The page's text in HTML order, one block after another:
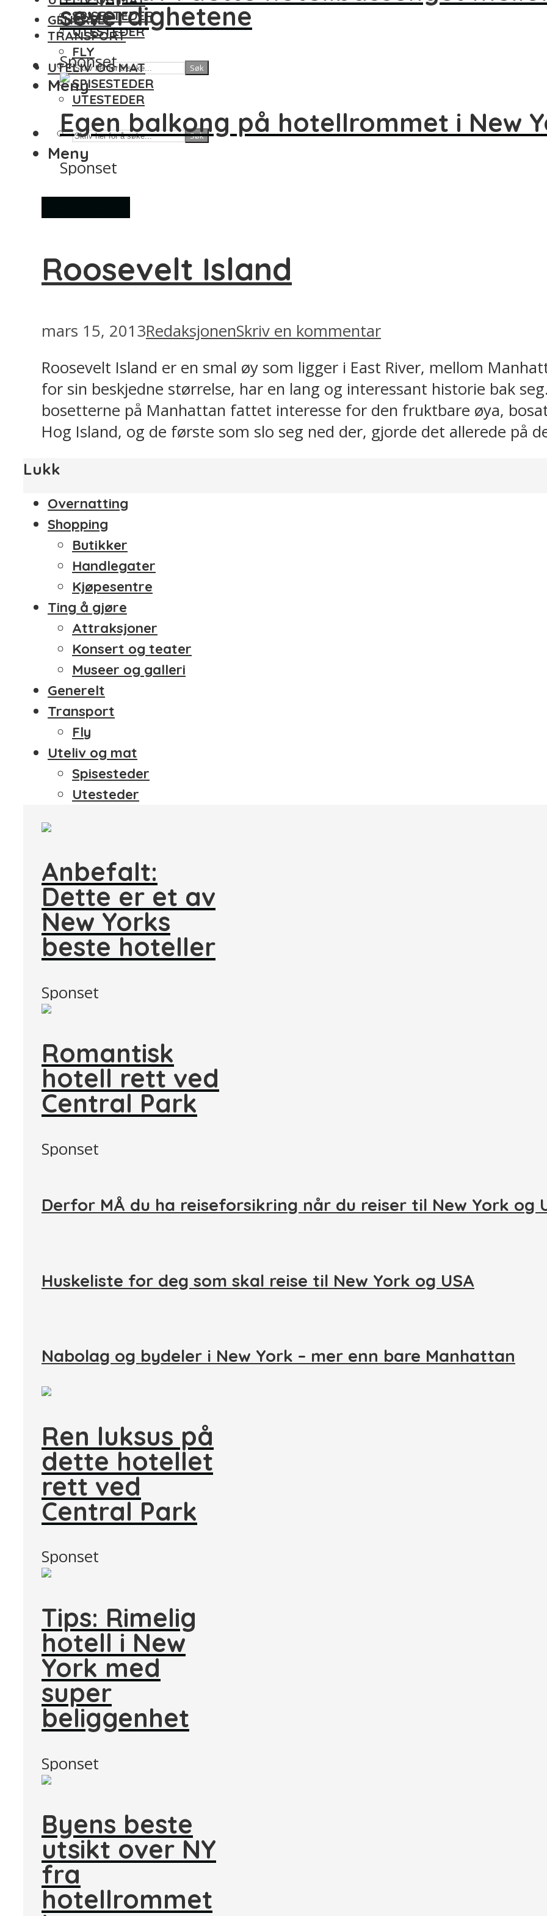
SPISESTEDER
UTESTEDER
Søk
Meny
GENERELT
TRANSPORT
FLY
UTELIV OG MAT
SPISESTEDER
UTESTEDER
Søk
Meny
severdighetene
Sponset
Egen balkong på hotellrommet i New
Sponset
Roosevelt Island
mars 15, 2013RedaksjonenSkriv en kommentar
Roosevelt Island er en smal øy som ligger i East River, mellom
for sin beskjedne størrelse, har en lang og interessant historie bak
bosetterne på Manhattan fattet interesse for den fruktbare øya,
Hog Island, og de første som slo seg ned der, gjorde det allerede på
Lukk
Overnatting
Shopping
Butikker
Handlegater
Kjøpesentre
Ting å gjøre
Attraksjoner
Konsert og teater
Museer og galleri
Generelt
Transport
Fly
Uteliv og mat
Spisesteder
Utesteder
Anbefalt:
Dette er et av
New Yorks
beste hoteller
Sponset
Romantisk
hotell rett ved
Central Park
Sponset
Derfor MÅ du ha reiseforsikring når du reiser til New York og
Huskeliste for deg som skal reise til New York og USA
Nabolag og bydeler i New York – mer enn bare Manhattan
Ren luksus på
dette hotellet
rett ved
Central Park
Sponset
Tips: Rimelig
hotell i New
York med
super
beliggenhet
Sponset
Byens beste
utsikt over NY
fra
hotellrommet